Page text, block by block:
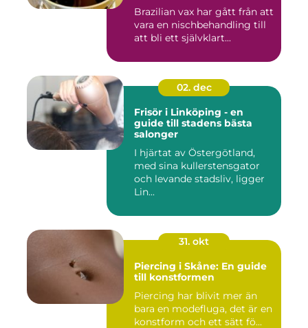
Brazilian vax har gått från att
vara en nischbehandling till
att bli ett självklart...
02. dec
Frisör i Linköping - en
guide till stadens bästa
salonger
I hjärtat av Östergötland,
med sina kullerstensgator
och levande stadsliv, ligger
Lin...
31. okt
Piercing i Skåne: En guide
till konstformen
Piercing har blivit mer än
bara en modefluga, det är en
konstform och ett sätt fö...